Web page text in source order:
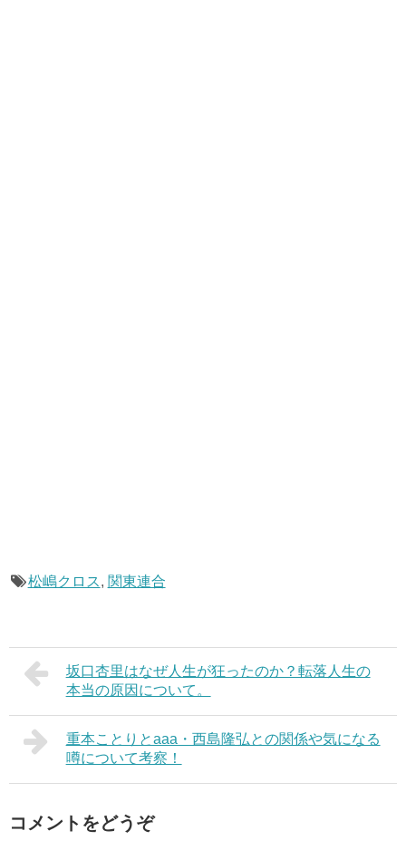
松嶋クロス, 関東連合
坂口杏里はなぜ人生が狂ったのか？転落人生の
本当の原因について。
重本ことりとaaa・西島隆弘との関係や気になる
噂について考察！
コメントをどうぞ